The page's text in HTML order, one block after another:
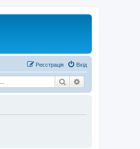
Вхід
Реєстрація
Пошук